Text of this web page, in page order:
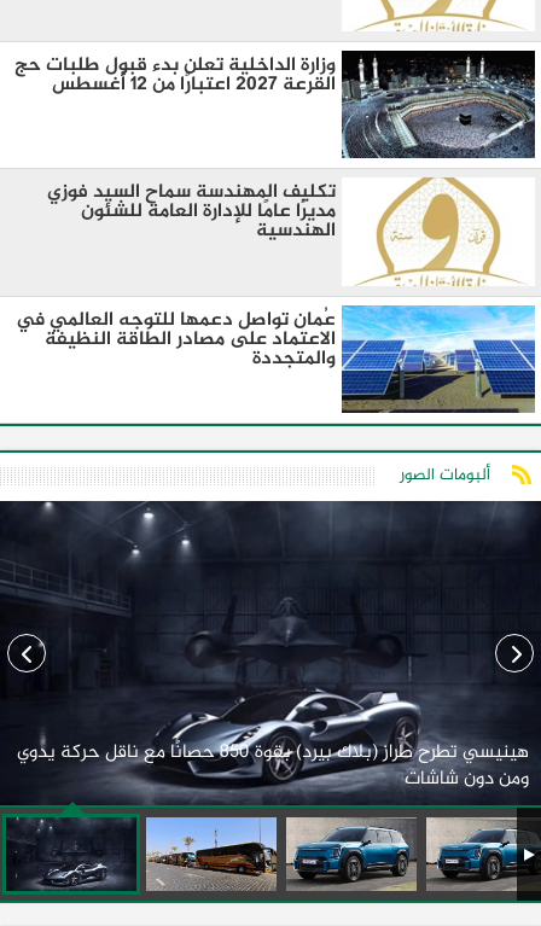
وزارة الداخلية تعلن بدء قبول طلبات حج
القرعة 2027 اعتبارًا من 12 أغسطس
تكليف المهندسة سماح السيد فوزي
مديرًا عامًا للإدارة العامة للشئون
الهندسية
عُمان تواصل دعمها للتوجه العالمي في
الاعتماد على مصادر الطاقة النظيفة
والمتجددة
ألبومات الصور
هينيسي تطرح طراز (بلاك بيرد) بقوة 850 حصانًا مع ناقل حركة يدوي
ومن دون شاشات